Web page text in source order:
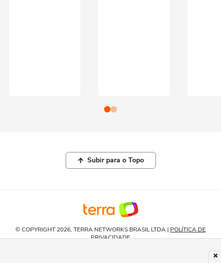
Subir para o Topo
© COPYRIGHT 2026, TERRA NETWORKS BRASIL LTDA | POLÍTICA DE
PRIVACIDADE